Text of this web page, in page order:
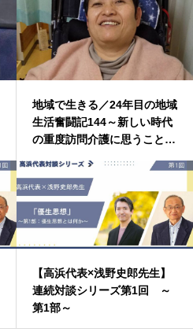
地域で生きる／24年目の地域
生活奮闘記144～新しい時代
の重度訪問介護に思うこと～
【高浜代表×浅野史郎先生】
連続対談シリーズ第1回 ～
第1部～